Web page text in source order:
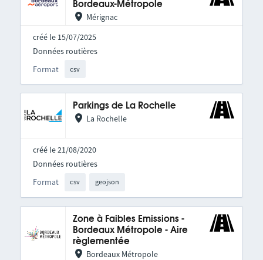
Bordeaux-Métropole
Mérignac
créé le 15/07/2025
Format csv
Données routières
Parkings de La Rochelle
La Rochelle
créé le 21/08/2020
Format csv geojson
Données routières
Zone à Faibles Emissions -
Bordeaux Métropole - Aire
règlementée
Bordeaux Métropole